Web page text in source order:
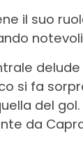
il suo
si fa
del
da